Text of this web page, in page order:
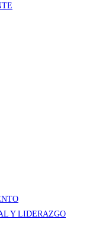
Y LIDERAZGO